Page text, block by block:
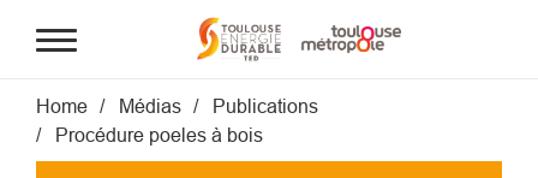
Aller au contenu principal
Fil d'Ariane
Home Médias
Publications
Procédure poeles à bois